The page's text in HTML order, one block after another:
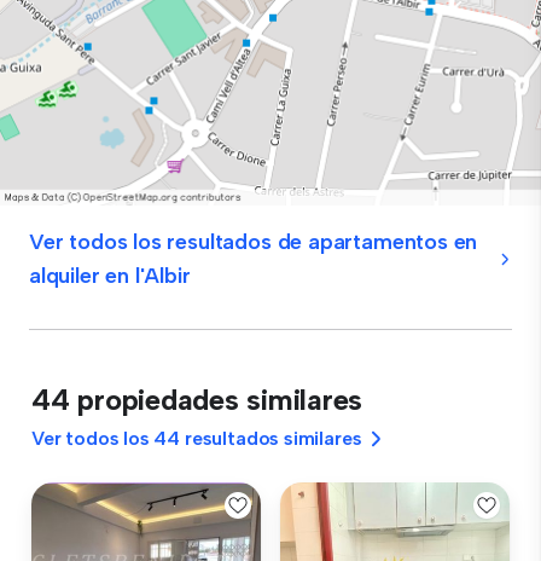
Ver todos los resultados de apartamentos en
alquiler en l'Albir
44 propiedades similares
Ver todos los 44 resultados similares